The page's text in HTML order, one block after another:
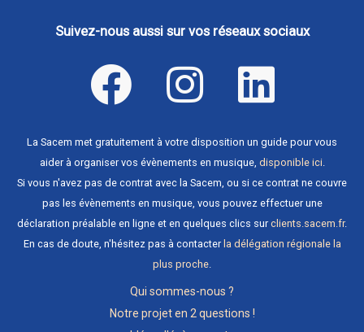
Suivez-nous aussi sur vos réseaux sociaux
La Sacem met gratuitement à votre disposition un guide pour vous
aider à organiser vos évènements en musique, disponible ici.
Si vous n'avez pas de contrat avec la Sacem, ou si ce contrat ne couvre
pas les évènements en musique, vous pouvez effectuer une
déclaration préalable en ligne et en quelques clics surclients.sacem.fr.
En cas de doute, n'hésitez pas à contacter la délégation régionale la
plus proche.
Qui sommes-nous ?
Notre projet en 2 questions !